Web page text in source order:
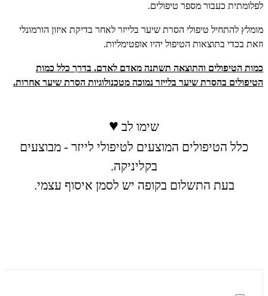
לפלומתית כעבור מספר טיפולים.
מומלץ להתחיל טיפולי הסרת שיער בלייזר לאחר בדיקת איזון הורמונלי
וזאת בכדי בתוצאות הטיפול יהיו אופטימליות.
כמות הטיפולים והתוצאה תשתנה מאדם לאדם. בדרך כלל כמות
הטיפולים בהסרת שיער בלייזר נמוכה מטכנולוגיות הסרת שיער אחרות.
שימו לב ♥
כלל הטיפולים המוצעים לטיפולי לייזר - מבוצעים
בקליניקה.
בעת התשלום בקופה יש לסמן איסוף עצמי.